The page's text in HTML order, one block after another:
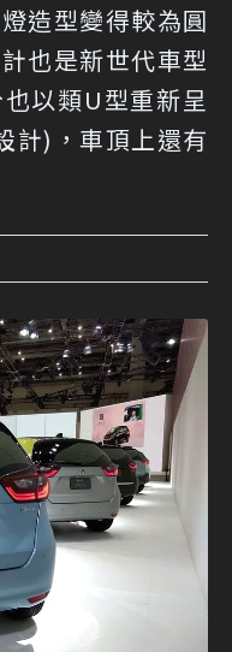
造型變得較為圓
也是新世代車型
以類U型重新呈
計)，車頂上還有